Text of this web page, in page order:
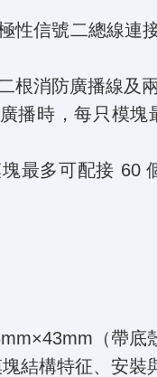
信號二總線連接
二根消防廣播線及
播時，每只模
塊最多可配接 60
（帶底
結構特征、安裝